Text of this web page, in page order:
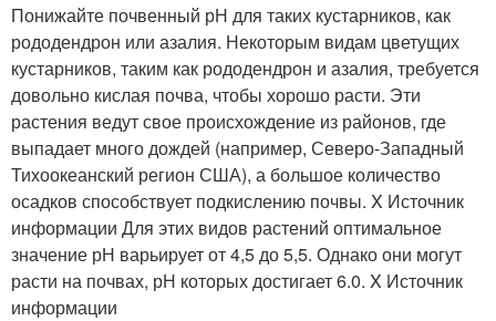
Понижайте почвенный рН для таких кустарников, как
рододендрон или азалия. Некоторым видам цветущих
кустарников, таким как рододендрон и азалия, требуется
довольно кислая почва, чтобы хорошо расти. Эти
растения ведут свое происхождение из районов, где
выпадает много дождей (например, Северо-Западный
Тихоокеанский регион США), а большое количество
осадков способствует подкислению почвы. X Источник
информации Для этих видов растений оптимальное
значение рН варьирует от 4,5 до 5,5. Однако они могут
расти на почвах, рН которых достигает 6.0. X Источник
информации